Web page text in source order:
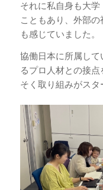
それに私自身も大
こともあり、外部
も感じていました。
協働日本に所属し
るプロ人材との接
そく取り組みがスタ